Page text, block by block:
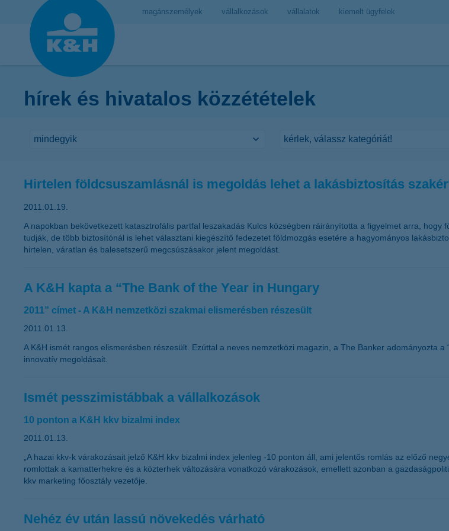
magánszemélyek vállalkozások vállalatok kiemelt ügyfelek
hírek és hivatalos közzétételek
Hirtelen földcsuszamlásnál is megoldás lehet a lakásbiztosítás
2011.01.19.
A napokban bekövetkezett katasztrofális partfal leszakadás Kulcs községben ráirányította a figyelmet arra,
tudják, de több biztosítónál is lehet választani kiegészítő fedezetet földmozgás esetére a hagyományos
hirtelen, váratlan és balesetszerű megcsúszásakor jelent megoldást.
A K&H kapta a “The Bank of the Year in Hungary
2011” címet - A K&H nemzetközi szakmai elismerésben részesült
2011.01.13.
A K&H ismét rangos elismerésben részesült. Ezúttal a neves nemzetközi magazin, a The Banker adományozta
innovatív megoldásait.
Ismét pesszimistábbak a vállalkozások
10 ponton a K&H kkv bizalmi index
2011.01.13.
„A hazai kkv-k várakozásait jelző K&H kkv bizalmi index jelenleg -10 ponton áll, ami jelentős romlás az előző
romlottak a kamatterhekre és a közterhek változására vonatkozó várakozások, emellett azonban a
kkv marketing főosztály vezetője.
Nehéz év után lassú növekedés várható